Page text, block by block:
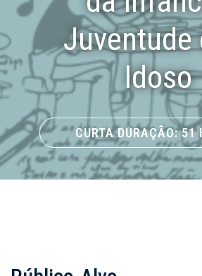
Juventude
Idoso
CURTA DURAÇÃO: 51